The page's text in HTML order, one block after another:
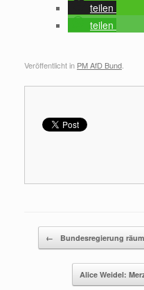
teilen
teilen
Veröffentlicht in PM AfD Bund
Beitragsnavigation
← Bundesregierung
Alice Weidel: